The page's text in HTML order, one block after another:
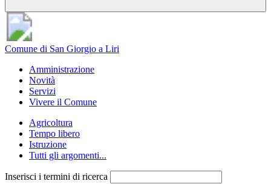
Comune di San Giorgio a Liri
Amministrazione
Novità
Servizi
Vivere il Comune
Agricoltura
Tempo libero
Istruzione
Tutti gli argomenti...
Inserisci i termini di ricerca